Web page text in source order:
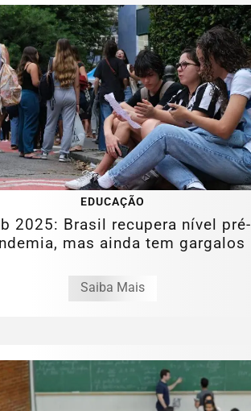
EDUCAÇÃO
2025: Brasil recupera nível pré-
mas ainda tem gargalos
Saiba Mais